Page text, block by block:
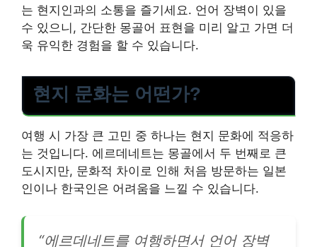
는 현지인과의 소통을 즐기세요. 언어 장벽이 있을
수 있으니, 간단한 몽골어 표현을 미리 알고 가면 더
욱 유익한 경험을 할 수 있습니다.
현지 문화는 어떤가?
여행 시 가장 큰 고민 중 하나는 현지 문화에 적응하
는 것입니다. 에르데네트는 몽골에서 두 번째로 큰
도시지만, 문화적 차이로 인해 처음 방문하는 일본
인이나 한국인은 어려움을 느낄 수 있습니다.
“에르데네트를 여행하면서 언어 장벽